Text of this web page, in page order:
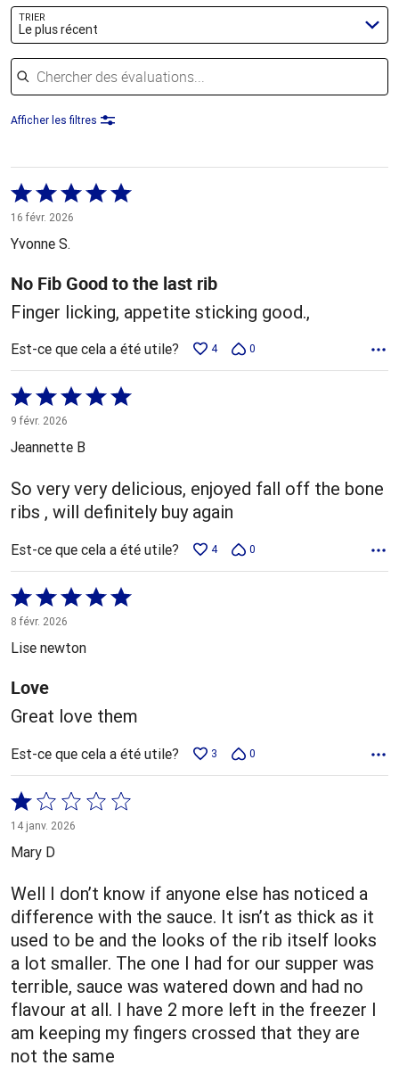
TRIER
Le plus récent
Chercher des évaluations
Afficher les filtres
Coté
5 sur
5
16 févr. 2026
Yvonne S.
No Fib Good to the last rib
Finger licking, appetite sticking good.,
Est-ce que cela a été utile? 4 0
Coté
5 sur
5
9 févr. 2026
Jeannette B
So very very delicious, enjoyed fall off the bone
ribs , will definitely buy again
Est-ce que cela a été utile? 4 0
Coté
5 sur
5
8 févr. 2026
Lise newton
Love
Great love them
Est-ce que cela a été utile? 3 0
Coté
1 sur
5
14 janv. 2026
Mary D
Well I don’t know if anyone else has noticed a
difference with the sauce. It isn’t as thick as it
used to be and the looks of the rib itself looks
a lot smaller. The one I had for our supper was
terrible, sauce was watered down and had no
flavour at all. I have 2 more left in the freezer I
am keeping my fingers crossed that they are
not the same